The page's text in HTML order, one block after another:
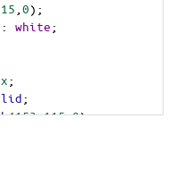
0);
: white;
;
;
(153,115,0);